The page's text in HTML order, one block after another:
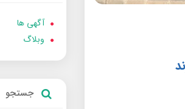
آگهی ها
وبلاگ
جستجو